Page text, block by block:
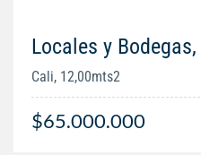
Locales y
Cali, 12,00mts2
$65.000.000